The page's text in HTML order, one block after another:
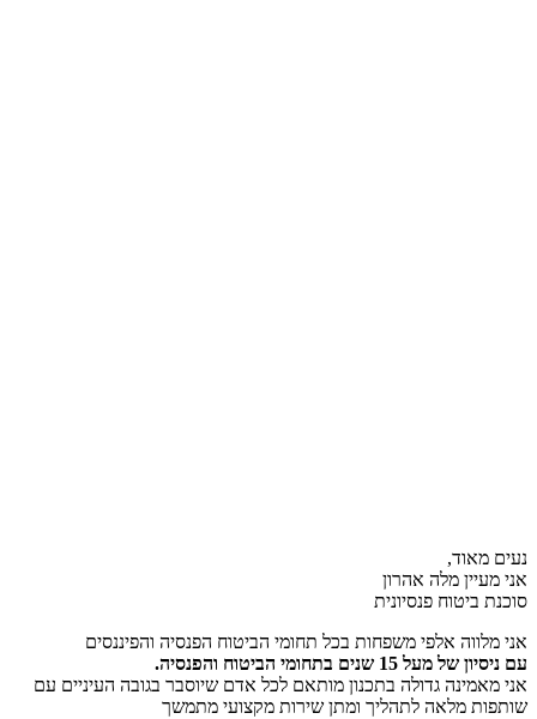
נעים מאוד,
אני מעיין מלה אהרון
סוכנת ביטוח פנסיונית
אני מלווה אלפי משפחות בכל תחומי הביטוח הפנסיה והפיננסים
עם ניסיון של מעל 15 שנים בתחומי הביטוח והפנסיה.
אני מאמינה גדולה בתכנון מותאם לכל אדם שיוסבר בגובה העיניים עם
שותפות מלאה לתהליך ומתן שירות מקצועי מתמשך